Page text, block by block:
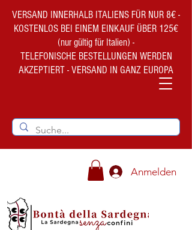
VERSAND INNERHALB ITALIENS FÜR NUR 8€ -
KOSTENLOS BEI EINEM EINKAUF ÜBER 125€
(nur gültig für Italien) -
TELEFONISCHE BESTELLUNGEN WERDEN
AKZEPTIERT - VERSAND IN GANZ EUROPA
Anmelden